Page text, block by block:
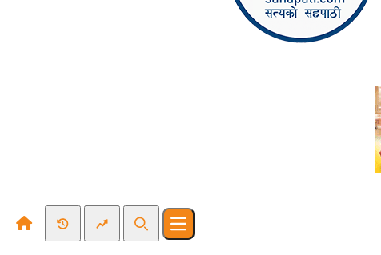
Recent NewsTrending News
SearchOpen main menu